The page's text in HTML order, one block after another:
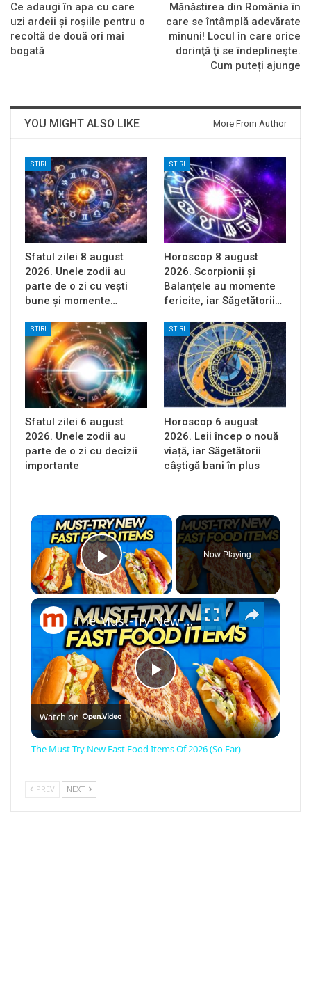
Ce adaugi în apa cu care
uzi ardeii și roșiile pentru o
recoltă de două ori mai
bogată
Mănăstirea din România în
care se întâmplă adevărate
minuni! Locul în care orice
dorinţă ţi se îndeplineşte.
Cum puteți ajunge
YOU MIGHT ALSO LIKE More From Author
STIRI
Sfatul zilei 8 august
2026. Unele zodii au
parte de o zi cu vești
bune și momente…
STIRI
Horoscop 8 august
2026. Scorpionii și
Balanțele au momente
fericite, iar Săgetătorii…
STIRI
Sfatul zilei 6 august
2026. Unele zodii au
parte de o zi cu decizii
importante
STIRI
Horoscop 6 august
2026. Leii încep o nouă
viață, iar Săgetătorii
câștigă bani în plus
×
PLAY
VIDEO
Now Playing
×
PLAY
VIDEO
The Must-Try New Fast Food Items Of 2026 (So Far)
Watch on
The Must-Try New Fast Food Items Of 2026 (So Far)
PREV NEXT